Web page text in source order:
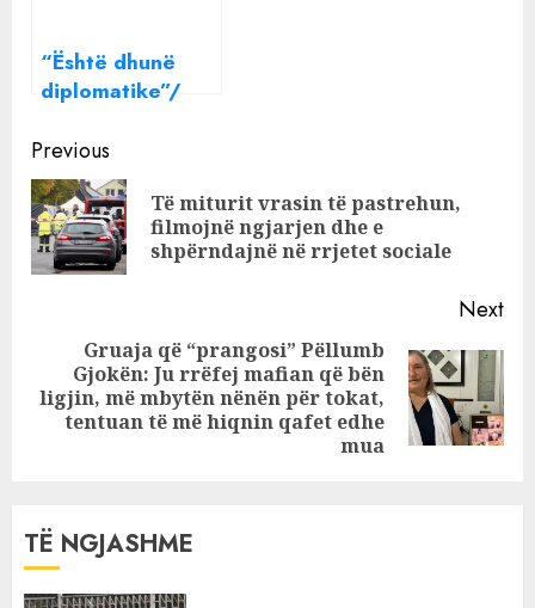
“Është dhunë
diplomatike”/
Big Brother VIP,
“shpërthejnë”
debatet mes
konkurrentëve
Continue
Reading
Previous
Të miturit vrasin të pastrehun,
filmojnë ngjarjen dhe e
shpërndajnë në rrjetet sociale
Next
Next
post:
Gruaja që “prangosi” Pëllumb
Gjokën: Ju rrëfej mafian që bën
ligjin, më mbytën nënën për tokat,
tentuan të më hiqnin qafet edhe
mua
TË NGJASHME